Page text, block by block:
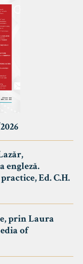
engleză.
Ed. C.H.
prin Laura
of